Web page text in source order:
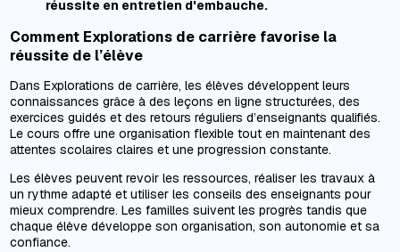
réussite en entretien d'embauche.
Comment Explorations de carrière favorise la
réussite de l’élève
Dans Explorations de carrière, les élèves développent leurs
connaissances grâce à des leçons en ligne structurées, des
exercices guidés et des retours réguliers d’enseignants qualifiés.
Le cours offre une organisation flexible tout en maintenant des
attentes scolaires claires et une progression constante.
Les élèves peuvent revoir les ressources, réaliser les travaux à
un rythme adapté et utiliser les conseils des enseignants pour
mieux comprendre. Les familles suivent les progrès tandis que
chaque élève développe son organisation, son autonomie et sa
confiance.